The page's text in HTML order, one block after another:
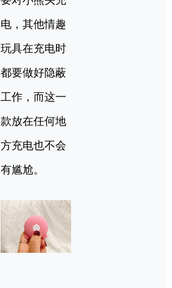
电，其他情趣
玩具在充电时
都要做好隐蔽
工作，而这一
款放在任何地
方充电也不会
有尴尬。